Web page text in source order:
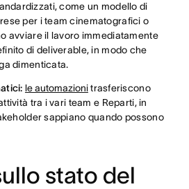
come un modello di
per i team cinematografici o
avviare il lavoro immediatamente
di deliverable, in modo che
dimenticata.
le automazionitrasferiscono
tra i vari team e Reparti, in
sappiano quando possono
stato del